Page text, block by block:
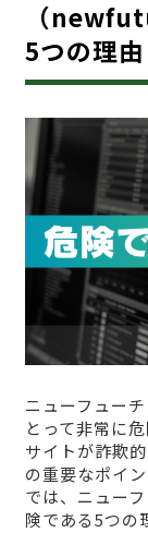
（
5つの理由
ニューフュー
とって非常に
サイトが詐欺
の重要なポイ
では、ニュー
険である5つの